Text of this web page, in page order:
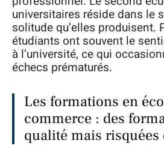
universitaires réside dans le
solitude qu’elles produisent.
étudiants ont souvent le
à l’université, ce qui
échecs prématurés.
Les formations en
commerce : des
qualité mais risquées